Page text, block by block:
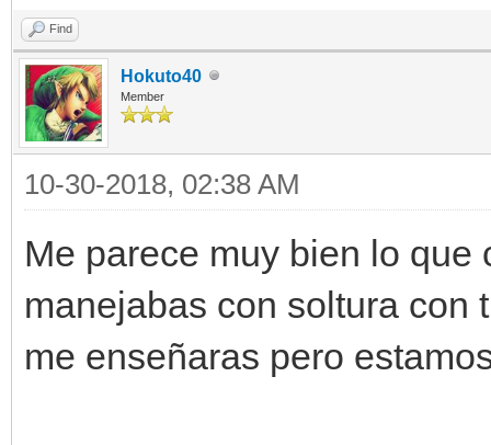
Find
Hokuto40
Member
10-30-2018, 02:38 AM
Me parece muy bien lo
manejabas con soltura con
me enseñaras pero